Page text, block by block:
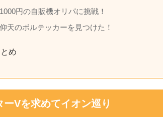
1000円の自販機オリパに挑戦！
仰天のボルテッカーを見つけた！
め
ーVを求めてイオン巡り